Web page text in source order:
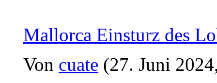
Mallorca Einsturz des
Von cuate (27. Juni